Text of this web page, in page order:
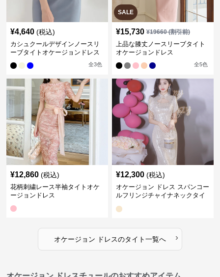
¥4,640 (税込)
カシュクールデザインノースリ
ーブタイトオケージョンドレス
全3色
SALE
¥15,730 ¥19660(割引前)
上品な膝丈ノースリーブタイト
オケージョンドレス
全5色
¥12,860 (税込)
花柄刺繍レース半袖タイトオケ
ージョンドレス
¥12,300 (税込)
オケージョン ドレス スパンコー
ルフリンジチャイナネックタイ
オケージョン ドレスのタイト一覧へ ›